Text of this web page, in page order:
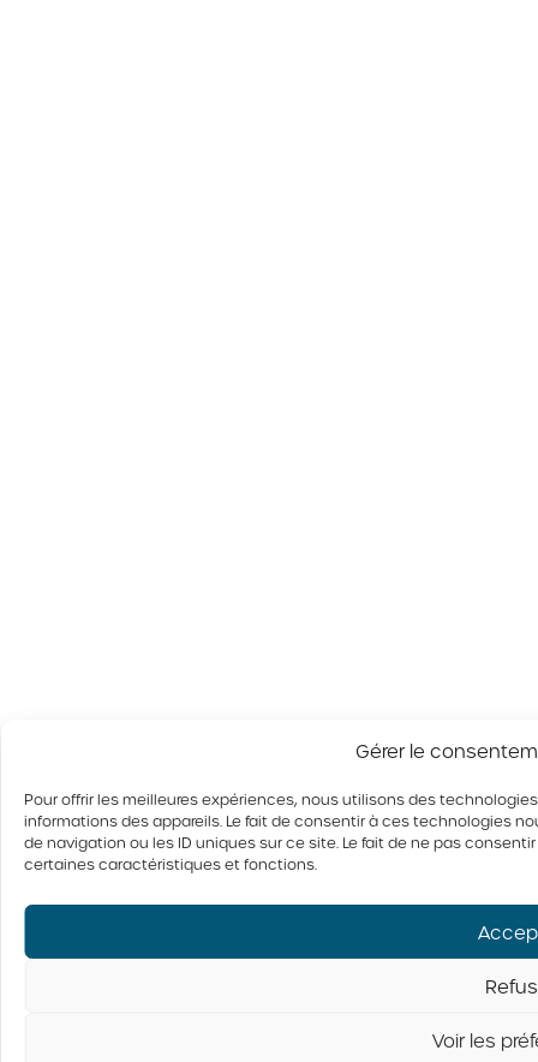
Gérer le
Pour offrir les meilleures expériences, nous utilisons des
informations des appareils. Le fait de consentir à ces technologies
de navigation ou les ID uniques sur ce site. Le fait de ne pas
certaines caractéristiques et fonctions.
Voir les